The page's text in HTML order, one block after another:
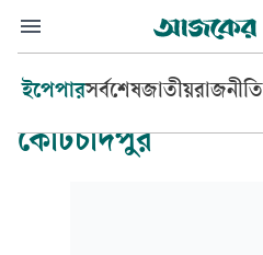
ইপেপারসর্বশেষজাতীয়রাজনীতি
কোটচাঁদপুর